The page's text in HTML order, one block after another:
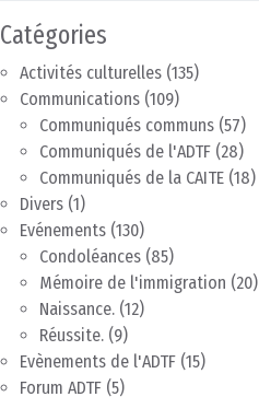
Catégories
Activités culturelles (135)
Communications (109)
Communiqués communs (57)
Communiqués de l'ADTF (28)
Communiqués de la CAITE (18)
Divers (1)
Evénements (130)
Condoléances (85)
Mémoire de l'immigration (20)
Naissance. (12)
Réussite. (9)
Evènements de l'ADTF (15)
Forum ADTF (5)